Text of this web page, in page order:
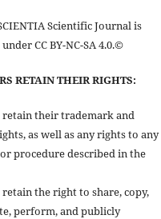
Scientific Journal is
CC BY-NC-SA 4.0.©
RETAIN THEIR RIGHTS:
retain their trademark and
as well as any rights to any
procedure described in the
the right to share, copy,
perform, and publicly